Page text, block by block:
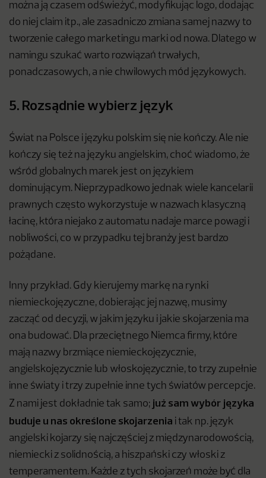
można ją czasem odświeżyć, modyfikując logo, dodając
do niej claim itp., ale zasadniczo zmiana samej nazwy to
tworzenie całego marketingu marki od nowa. Dlatego w
namingu szukać warto rozwiązań trwałych,
ponadczasowych, a nie chwilowych mód językowych.
5. Rozsądnie wybierz język
Świat na Polsce i języku polskim się nie kończy. Ale nie
kończy się też na języku angielskim, choć wiadomo, że
wśród globalnych marek jest on językiem
dominującym. Nieprzypadkowo jednak wiele kancelarii
prawnych często wykorzystuje w nazwach klasyczną
łacinę, która niejako z automatu nadaje marce powagi i
nobliwości, co w przypadku tej branży jest bardzo
pożądane.
Inny przykład. Gdy kierujemy markę na rynki
niemieckojęzyczne, dobierając jej nazwę, musimy
zacząć od decyzji, w jakim języku i jakie skojarzenia ma
ona budować. Dla przeciętnego Niemca firmy, które
mają nazwy brzmiące niemieckojęzycznie,
angielskojęzycznie lub włoskojęzycznie, to trzy zupełnie
inne światy i trzy zupełnie inne tych światów percepcje.
Z nami jest dokładnie tak samo; już sam wybór języka
buduje u nas określone skojarzenia i tak np. język
angielski kojarzy się najczęściej z międzynarodowością,
niemiecki z solidnością, a hiszpański czy włoski z
temperamentem. Każde z tych skojarzeń może być dla